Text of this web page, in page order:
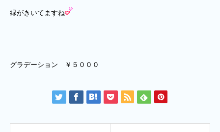
緑がきいてますね
グラデーション ￥５０００